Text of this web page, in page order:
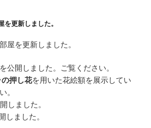
を更新しました。
屋を更新しました。
を公開しました。ご覧ください。
押し花を用いた花絵額を展示してい
。
しました。
しました。